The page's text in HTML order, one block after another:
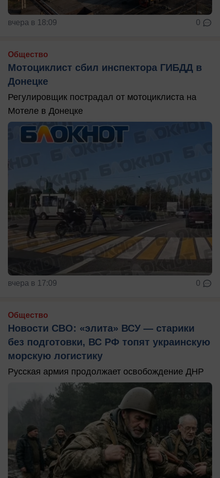
вчера в 18:09 0
Общество
Мотоциклист сбил инспектора ГИБДД в
Донецке
Регулировщик пострадал от мотоциклиста на
Мотеле в Донецке
вчера в 17:09 0
Общество
Новости СВО: «элита» ВСУ — старики
без подготовки, ВС РФ топят украинскую
морскую логистику
Русская армия продолжает освобождение ДНР